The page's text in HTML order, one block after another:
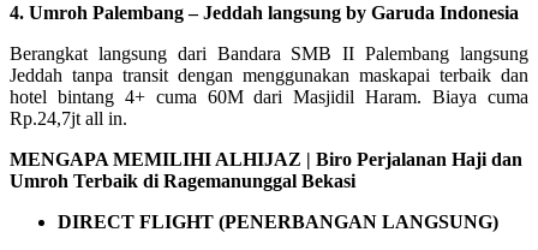
4. Umroh Palembang – Jeddah langsung by Garuda Indonesia
Berangkat langsung dari Bandara SMB II Palembang langsung
Jeddah tanpa transit dengan menggunakan maskapai terbaik dan
hotel bintang 4+ cuma 60M dari Masjidil Haram. Biaya cuma
Rp.24,7jt all in.
MENGAPA MEMILIHI ALHIJAZ | Biro Perjalanan Haji dan
Umroh Terbaik di Ragemanunggal Bekasi
DIRECT FLIGHT (PENERBANGAN LANGSUNG)